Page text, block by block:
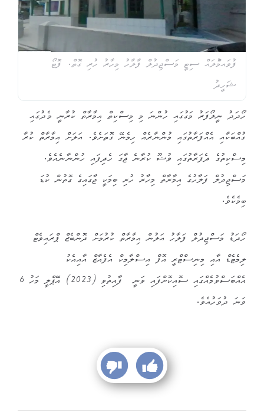
ފުވައމްުލައް ސިޓީ މަސްޖިދުލް ފާލާހު މިހާރު ހުރި ގޮތް. ފޮޓޯ
ޝަހީދު
ހޯދަދު ނީލޯފަރު މަގުގައި ހުންނަ މި މިސްކިތް އިމާރާތް ކުރާނީ މެދުގައި
ގުއްބަކާއި އެއްފަރާތުގައި މުންނާރެއް ހިމެނޭ ގޮތަށެވެ. އަލަށް އިމާރާތް ކުރާ
މިސްކިތުގެ ދެފަރާތުގައި ވުޟޫ ކުރާނެ ޖާގަ ހެދިފައި ހުންނާނެއެވެ.
މަސްޖިދުލް ފަލާހުގެ އިމާރާތް މިހާރު ހުރި ބިމަކީ ޖާގައިގެ ގޮތުން ކުޑަ
ބިމެކެވެ.
ހޯދަޑު މަސްޖިދުލް ފަލާހު އަލުން އިމާރާތް ކުރުމަށް ދޮންބެޒް ޕްރައިވެޓް
ލިމެޓެޑް އާއި މިނިސްޓްރީ އޮފް އިސްލާމިކް އެފެއާޒް އާއިއެކު
އެއްބަސްވުމެއްގައި ސޮއިކޮށްފައި ވަނީ ފާއިތުވި (2023) އޭޕްލީ މަހު 6
ވަނަ ދުވަހުއެވެ.